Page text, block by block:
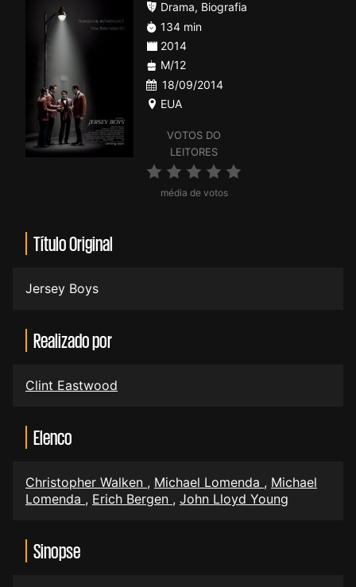
VOTOS DO
LEITORES
média de votos
Drama, Biografia
134 min
2014
M/12
18/09/2014
EUA
Título Original
Jersey Boys
Realizado por
Clint Eastwood
Elenco
Christopher Walken , Michael Lomenda , Michael
Lomenda , Erich Bergen , John Lloyd Young
Sinopse